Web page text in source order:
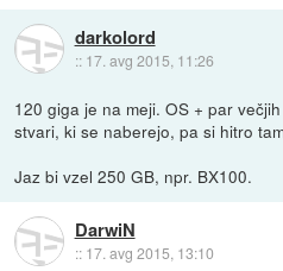
darkolord
:: 17. avg 2015, 11:26
120 giga je na meji. OS + par
stvari, ki se naberejo, pa si hitro
Jaz bi vzel 250 GB, npr. BX100.
DarwiN
:: 17. avg 2015, 13:10